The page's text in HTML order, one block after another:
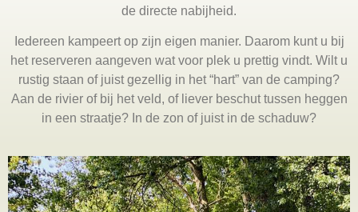
de directe nabijheid.
Iedereen kampeert op zijn eigen manier. Daarom kunt u bij
het reserveren aangeven wat voor plek u prettig vindt. Wilt u
rustig staan of juist gezellig in het “hart” van de camping?
Aan de rivier of bij het veld, of liever beschut tussen heggen
in een straatje? In de zon of juist in de schaduw?